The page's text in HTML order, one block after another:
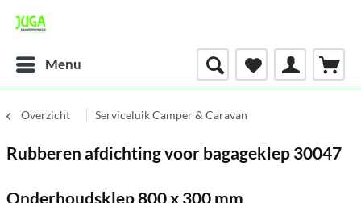
Menu
Overzicht Serviceluik Camper & Caravan
Rubberen afdichting voor bagageklep 30047
Onderhoudsklep 800 x 300 mm